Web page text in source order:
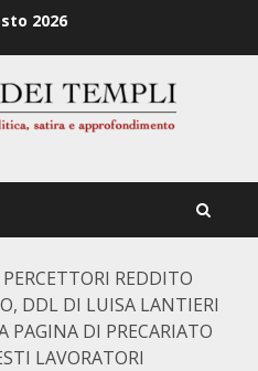
2026
REDDITO
DDL DI LUISA LANTIERI
PAGINA DI PRECARIATO
LAVORATORI